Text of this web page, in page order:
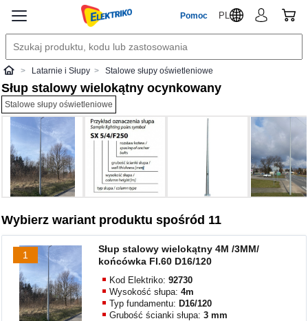
Pomoc PL
ElektrikoLatarnie i Słupy Stalowe słupy oświetleniowe
Słup stalowy wielokątny ocynkowany
Stalowe słupy oświetleniowe
Wybierz wariant produktu spośród 11
1
Słup stalowy wielokątny 4M /3MM/
końcówka FI.60 D16/120
Kod Elektriko:92730
Wysokość słupa:4m
Typ fundamentu: D16/120
Grubość ścianki słupa:3 mm